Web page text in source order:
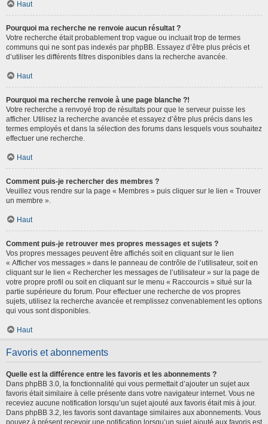
Haut
Pourquoi ma recherche ne renvoie aucun résultat ?
Votre recherche était probablement trop vague ou incluait trop de termes
communs qui ne sont pas indexés par phpBB. Essayez d’être plus précis et
d’utiliser les différents filtres disponibles dans la recherche avancée.
Haut
Pourquoi ma recherche renvoie à une page blanche ?!
Votre recherche a renvoyé trop de résultats pour que le serveur puisse les
afficher. Utilisez la recherche avancée et essayez d’être plus précis dans les
termes employés et dans la sélection des forums dans lesquels vous souhaitez
effectuer une recherche.
Haut
Comment puis-je rechercher des membres ?
Veuillez vous rendre sur la page « Membres » puis cliquer sur le lien « Trouver
un membre ».
Haut
Comment puis-je retrouver mes propres messages et sujets ?
Vos propres messages peuvent être affichés soit en cliquant sur le lien
« Afficher vos messages » dans le panneau de contrôle de l’utilisateur, soit en
cliquant sur le lien « Rechercher les messages de l’utilisateur » sur la page de
votre propre profil ou soit en cliquant sur le menu « Raccourcis » situé sur la
partie supérieure du forum. Pour effectuer une recherche de vos propres
sujets, utilisez la recherche avancée et remplissez convenablement les options
qui vous sont disponibles.
Haut
Favoris et abonnements
Quelle est la différence entre les favoris et les abonnements ?
Dans phpBB 3.0, la fonctionnalité qui vous permettait d’ajouter un sujet aux
favoris était similaire à celle présente dans votre navigateur internet. Vous ne
receviez aucune notification lorsqu’un sujet ajouté aux favoris était mis à jour.
Dans phpBB 3.2, les favoris sont davantage similaires aux abonnements. Vous
pouvez à présent recevoir une notification lorsqu’un sujet ajouté aux favoris est